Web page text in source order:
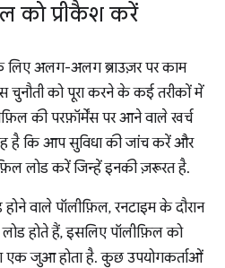
को प्रीकैश करें
अलग-अलग ब्राउज़र पर काम
चुनौती को पूरा करने के कई तरीकों में
की परफ़ॉर्मेंस पर आने वाले खर्च
है कि आप सुविधा की जांच करें और
लोड करें जिन्हें इनकी ज़रूरत है.
वाले पॉलीफ़िल, रनटाइम के दौरान
होते हैं, इसलिए पॉलीफ़िल को
एक जुआ होता है. कुछ उपयोगकर्ताओं